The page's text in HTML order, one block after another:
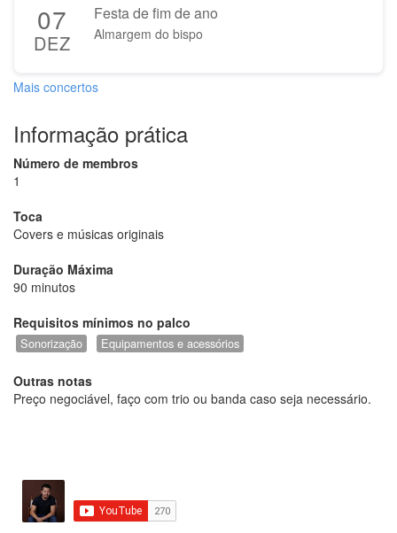
07
DEZ
Festa de fim de ano
Almargem do bispo
Mais concertos
Informação prática
Número de membros
1
Toca
Covers e músicas originais
Duração Máxima
90 minutos
Requisitos mínimos no palco
Sonorização Equipamentos e acessórios
Outras notas
Preço negociável, faço com trio ou banda caso seja necessário.